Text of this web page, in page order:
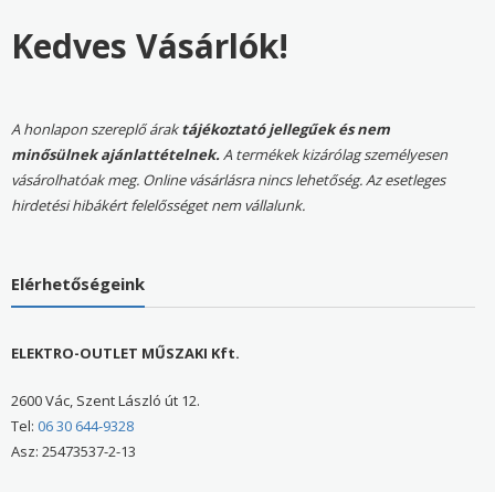
Kedves Vásárlók!
A honlapon szereplő áraktájékoztató jellegűek és nem
minősülnek ajánlattételnek.A termékek kizárólag személyesen
vásárolhatóak meg. Online vásárlásra nincs lehetőség. Az esetleges
hirdetési hibákért felelősséget nem vállalunk.
Elérhetőségeink
ELEKTRO-OUTLET MŰSZAKI Kft.
2600 Vác, Szent László út 12.
Tel: 06 30 644-9328
Asz: 25473537-2-13